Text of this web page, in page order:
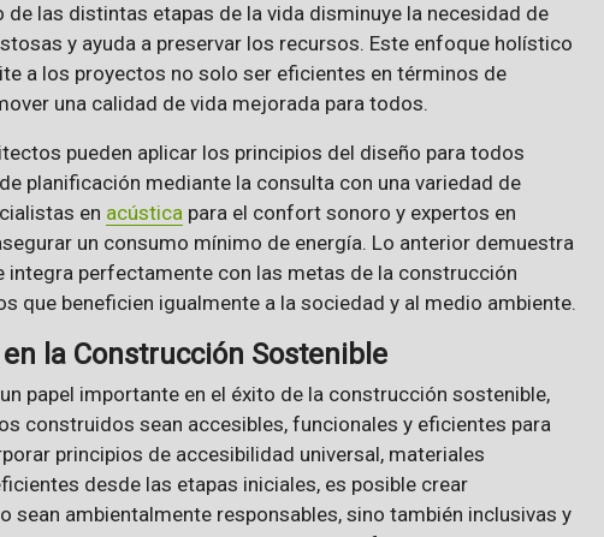
las distintas etapas de la vida disminuye la necesidad de
y ayuda a preservar los recursos. Este enfoque holístico
a los proyectos no solo ser eficientes en términos de
una calidad de vida mejorada para todos.
pueden aplicar los principios del diseño para todos
planificación mediante la consulta con una variedad de
en acústicapara el confort sonoro y expertos en
un consumo mínimo de energía. Lo anterior demuestra
integra perfectamente con las metas de la construcción
que beneficien igualmente a la sociedad y al medio ambiente.
la Construcción Sostenible
papel importante en el éxito de la construcción sostenible,
construidos sean accesibles, funcionales y eficientes para
principios de accesibilidad universal, materiales
desde las etapas iniciales, es posible crear
sean ambientalmente responsables, sino también inclusivas y